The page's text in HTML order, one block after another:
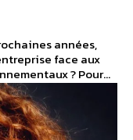
années,
face aux
? Pour...